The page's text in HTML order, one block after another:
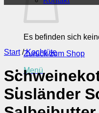
Es befinden sich
Zurück zum Shop
Menü
Start / Kochtüte
Susländer